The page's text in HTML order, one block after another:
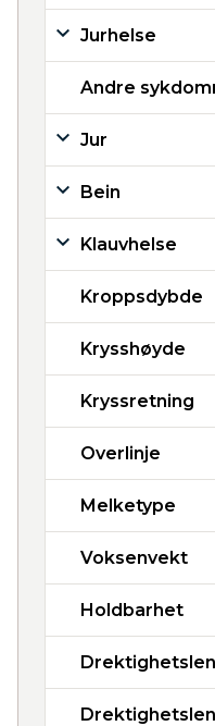
Jurhelse
Andre
Jur
Bein
Klauvhelse
Kroppsdybde
Krysshøyde
Kryssretning
Overlinje
Melketype
Voksenvekt
Holdbarhet